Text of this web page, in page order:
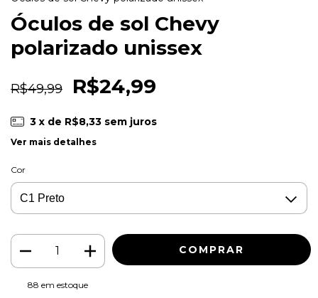
Óculos de sol Chevy
polarizado unissex
R$49,99 R$24,99
3 x de R$8,33 sem juros
Ver mais detalhes
Cor
88 em estoque